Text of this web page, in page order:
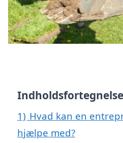
Indholdsfortegnelse
1) Hvad kan en
hjælpe med?